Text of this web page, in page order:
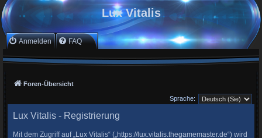
Lux Vitalis
Anmelden FAQ
Foren-Übersicht
Sprache:
Lux Vitalis - Registrierung
Mit dem Zugriff auf „Lux Vitalis“ („https://lux.vitalis.thegamemaster.de“) wird